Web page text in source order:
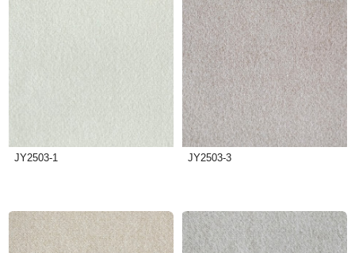
JY2503-1 JY2503-3